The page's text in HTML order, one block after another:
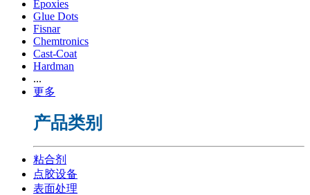
Epoxies
Glue Dots
Fisnar
Chemtronics
Cast-Coat
Hardman
...
更多
产品类别
粘合剂
点胶设备
表面处理